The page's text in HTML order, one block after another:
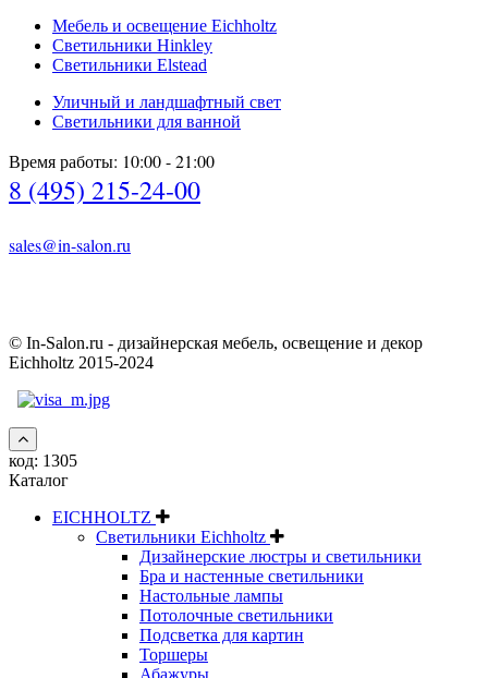
Мебель и освещение Eichholtz
Светильники Hinkley
Светильники Elstead
Уличный и ландшафтный свет
Светильники для ванной
Время работы: 10:00 - 21:00
8 (495) 215-24-00
sales@in-salon.ru
© In-Salon.ru - дизайнерская мебель, освещение и декор
Eichholtz 2015-2024
код: 1305
Каталог
EICHHOLTZ
Светильники Eichholtz
Дизайнерские люстры и светильники
Бра и настенные светильники
Настольные лампы
Потолочные светильники
Подсветка для картин
Торшеры